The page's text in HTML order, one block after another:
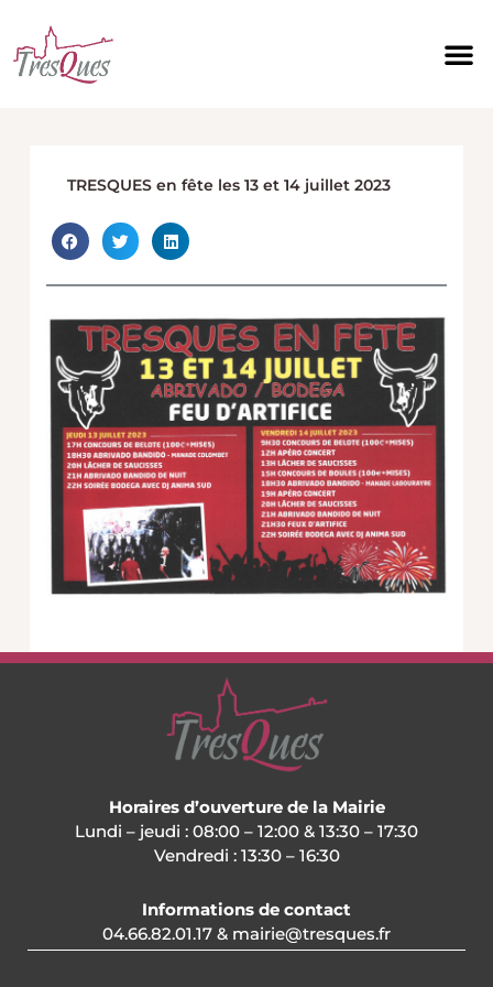
contenu
TRESQUES en fête les 13 et 14 juillet 2023
Horaires d’ouverture de la Mairie
Lundi – jeudi : 08:00 – 12:00 & 13:30 – 17:30
Vendredi : 13:30 – 16:30
Informations de contact
04.66.82.01.17 & mairie@tresques.fr